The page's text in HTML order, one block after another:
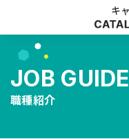
キャタラーについて
仕事と人
JOB GUIDE
職種紹介